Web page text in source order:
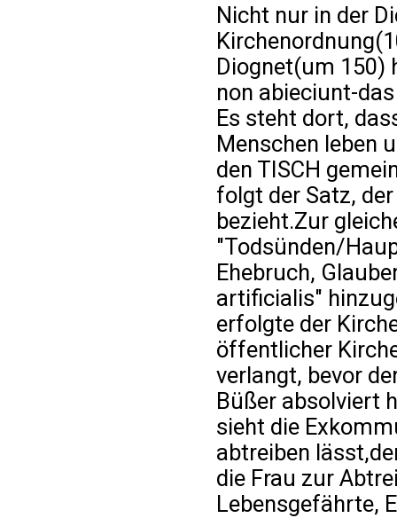
Nicht nur in der
Diognet(um 150)
non abieciunt-
Es steht dort,
Menschen leben
den TISCH
folgt der Satz,
bezieht.Zur
"Todsünden/
Ehebruch,
artificialis"
erfolgte der
öffentlicher
verlangt, bevor
Büßer absolviert
sieht die
abtreiben
die Frau zur
Lebensgefährte,